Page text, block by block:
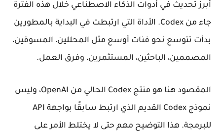
أبرز تحديث في أدوات الذكاء الاصطناعي خلال هذه الفترة
جاء من Codex. الأداة التي ارتبطت في البداية بالمطورين
بدأت تتوسع نحو فئات أوسع مثل المحللين، المسوقين،
المصممين، الباحثين، المستثمرين، وفرق العمل.
المقصود هنا هو منتج Codex الحالي من OpenAI، وليس
نموذج Codex القديم الذي ارتبط سابقًا بواجهة API
للبرمجة. هذا التوضيح مهم حتى لا يختلط الأمر على